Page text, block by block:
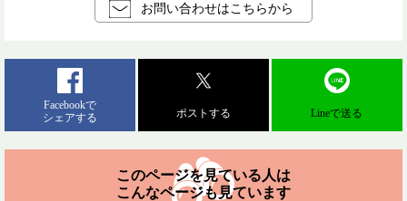
お問い合わせはこちらから
Facebookで
シェアする
ポストする Lineで送る
このページを見ている人は
こんなページも見ています